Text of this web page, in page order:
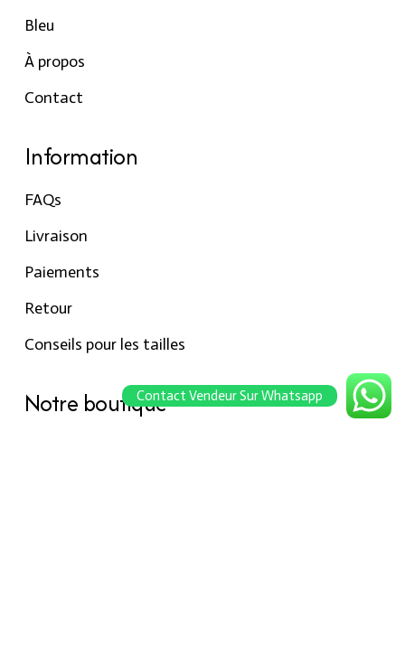
Bleu
À propos
Contact
Information
FAQs
Livraison
Paiements
Retour
Conseils pour les tailles
Notre boutiqueContact Vendeur Sur Whatsapp